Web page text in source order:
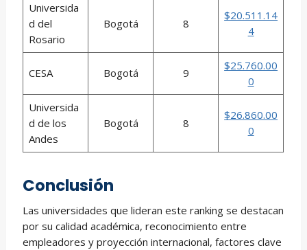
Universida
d del
Rosario
Bogotá 8
$20.511.14
4
CESA Bogotá 9
$25.760.00
0
Universida
d de los
Andes
Bogotá 8
$26.860.00
0
Conclusión
Las universidades que lideran este ranking se destacan
por su calidad académica, reconocimiento entre
empleadores y proyección internacional, factores clave